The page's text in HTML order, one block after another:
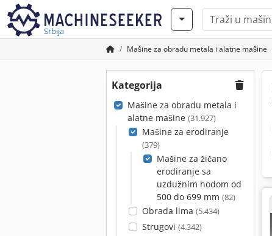
Srbija
Mašine za obradu metala i alatne mašine
Kategorija
Mašine za obradu metala i
alatne mašine (31.927)
Mašine za erodiranje
(379)
Mašine za žičano
erodiranje sa
uzdužnim hodom od
500 do 699 mm (82)
Obrada lima (5.434)
Strugovi (4.342)